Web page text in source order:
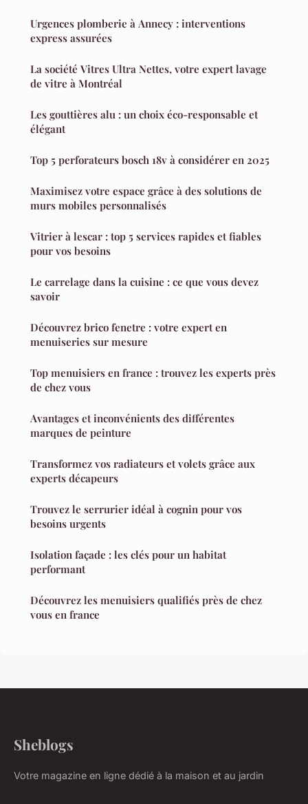
Urgences plomberie à Annecy : interventions
express assurées
La société Vitres Ultra Nettes, votre expert lavage
de vitre à Montréal
Les gouttières alu : un choix éco-responsable et
élégant
Top 5 perforateurs bosch 18v à considérer en 2025
Maximisez votre espace grâce à des solutions de
murs mobiles personnalisés
Vitrier à lescar : top 5 services rapides et fiables
pour vos besoins
Le carrelage dans la cuisine : ce que vous devez
savoir
Découvrez brico fenetre : votre expert en
menuiseries sur mesure
Top menuisiers en france : trouvez les experts près
de chez vous
Avantages et inconvénients des différentes
marques de peinture
Transformez vos radiateurs et volets grâce aux
experts décapeurs
Trouvez le serrurier idéal à cognin pour vos
besoins urgents
Isolation façade : les clés pour un habitat
performant
Découvrez les menuisiers qualifiés près de chez
vous en france
Sheblogs
Votre magazine en ligne dédié à la maison et au jardin